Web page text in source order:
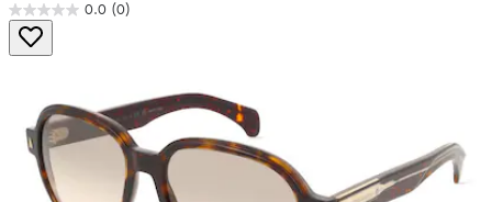
0.0 (0)
0.0
von
5